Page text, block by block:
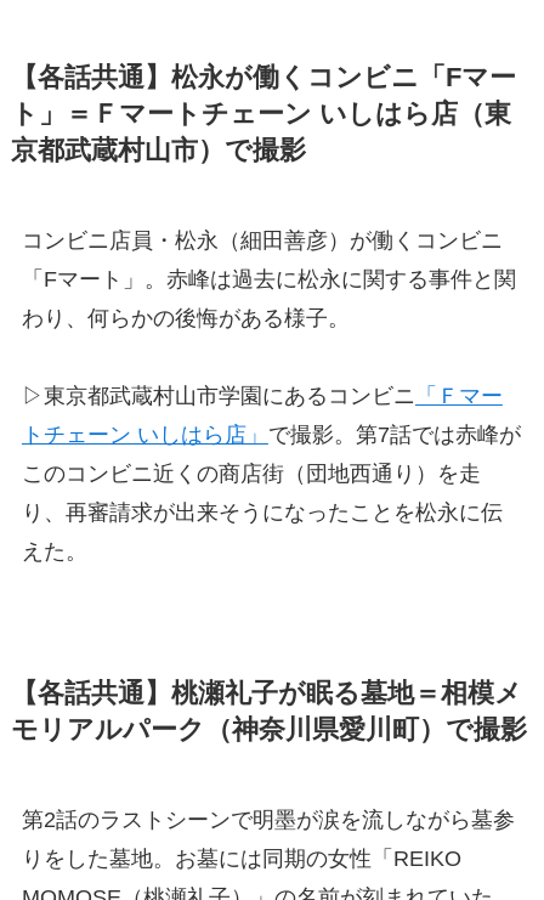
【各話共通】松永が働くコンビニ「Fマー
ト」＝Ｆマートチェーン いしはら店（東
京都武蔵村山市）で撮影
コンビニ店員・松永（細田善彦）が働くコンビニ
「Fマート」。赤峰は過去に松永に関する事件と関
わり、何らかの後悔がある様子。
▷東京都武蔵村山市学園にあるコンビニ 「Ｆマー
トチェーン いしはら店」 で撮影。第7話では赤峰が
このコンビニ近くの商店街（団地西通り）を走
り、再審請求が出来そうになったことを松永に伝
えた。
【各話共通】桃瀬礼子が眠る墓地＝相模メ
モリアルパーク（神奈川県愛川町）で撮影
第2話のラストシーンで明墨が涙を流しながら墓参
りをした墓地。お墓には同期の女性「REIKO